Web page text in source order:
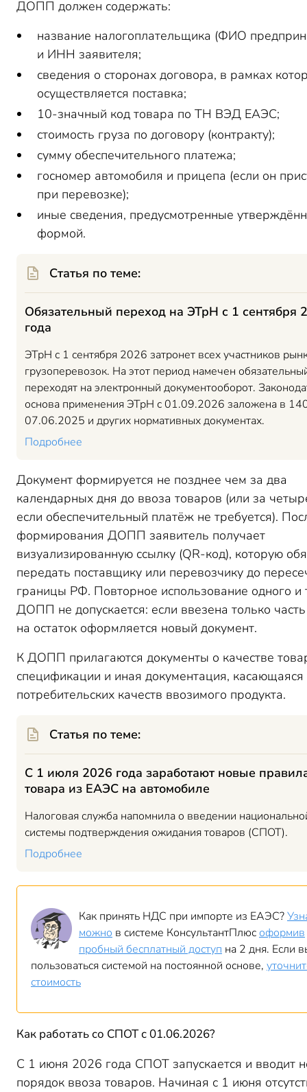
ДОПП должен содержать:
название налогоплательщика (ФИО
и ИНН заявителя;
сведения о сторонах договора, в рамках
осуществляется поставка;
10-значный код товара по ТН ВЭД ЕАЭС;
стоимость груза по договору (контракту);
сумму обеспечительного платежа;
госномер автомобиля и прицепа (если он
при перевозке);
иные сведения, предусмотренные
формой.
Статья по теме:
Обязательный переход на ЭТрН с 1 сентября
года
ЭТрН с 1 сентября 2026 затронет всех участников
грузоперевозок. На этот период намечен
переходят на электронный документооборот.
основа применения ЭТрН с 01.09.2026 заложена в
07.06.2025 и других нормативных документах.
Подробнее
Документ формируется не позднее чем за два
календарных дня до ввоза товаров (или за
если обеспечительный платёж не требуется).
формирования ДОПП заявитель получает
визуализированную ссылку (QR-код), которую
передать поставщику или перевозчику до
границы РФ. Повторное использование одного и
ДОПП не допускается: если ввезена только
на остаток оформляется новый документ.
К ДОПП прилагаются документы о качестве
спецификации и иная документация, касающаяся
потребительских качеств ввозимого продукта.
Статья по теме:
С 1 июля 2026 года заработают новые
товара из ЕАЭС на автомобиле
Налоговая служба напомнила о введении
системы подтверждения ожидания товаров (СПОТ).
Подробнее
Как принять НДС при импорте из ЕАЭС?
можно в системе КонсультантПлюс оформив
пробный бесплатный доступ на 2 дня. Если
пользоваться системой на постоянной основе,
стоимость
Как работать со СПОТ с 01.06.2026?
С 1 июня 2026 года СПОТ запускается и вводит
порядок ввоза товаров. Начиная с 1 июня